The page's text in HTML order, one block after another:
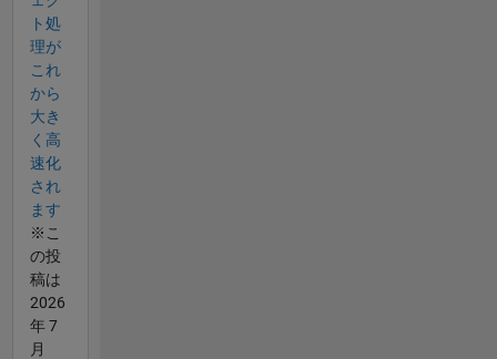
ト処
理が
これ
から
大き
く高
速化
され
ます
※こ
の投
稿は
2026
年 7
月